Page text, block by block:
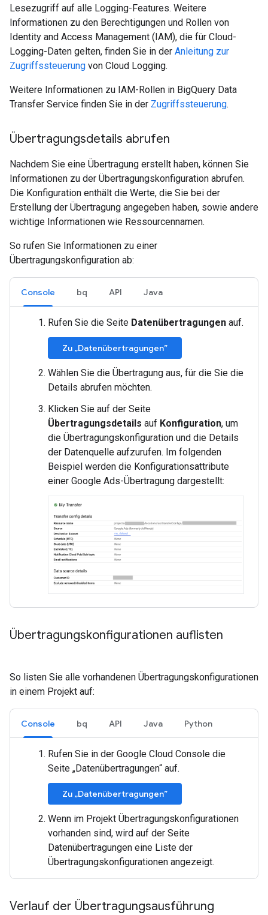
Lesezugriff auf alle Logging-Features. Weitere
Informationen zu den Berechtigungen und Rollen von
Identity and Access Management (IAM), die für Cloud-
Logging-Daten gelten, finden Sie in der Anleitung zur
Zugriffssteuerung von Cloud Logging.
Weitere Informationen zu IAM-Rollen in BigQuery Data
Transfer Service finden Sie in der Zugriffssteuerung.
Übertragungsdetails abrufen
Nachdem Sie eine Übertragung erstellt haben, können Sie
Informationen zu der Übertragungskonfiguration abrufen.
Die Konfiguration enthält die Werte, die Sie bei der
Erstellung der Übertragung angegeben haben, sowie andere
wichtige Informationen wie Ressourcennamen.
So rufen Sie Informationen zu einer
Übertragungskonfiguration ab:
Console bq API Java
Rufen Sie die Seite Datenübertragungen auf.
Zu „Datenübertragungen”
Wählen Sie die Übertragung aus, für die Sie die
Details abrufen möchten.
Klicken Sie auf der Seite
Übertragungsdetails auf Konfiguration, um
die Übertragungskonfiguration und die Details
der Datenquelle aufzurufen. Im folgenden
Beispiel werden die Konfigurationsattribute
einer Google Ads-Übertragung dargestellt:
Übertragungskonfigurationen auflisten
So listen Sie alle vorhandenen Übertragungskonfigurationen
in einem Projekt auf:
Console bq API Java Python
Rufen Sie in der Google Cloud Console die
Seite „Datenübertragungen“ auf.
Zu „Datenübertragungen”
Wenn im Projekt Übertragungskonfigurationen
vorhanden sind, wird auf der Seite
Datenübertragungen eine Liste der
Übertragungskonfigurationen angezeigt.
Verlauf der Übertragungsausführung